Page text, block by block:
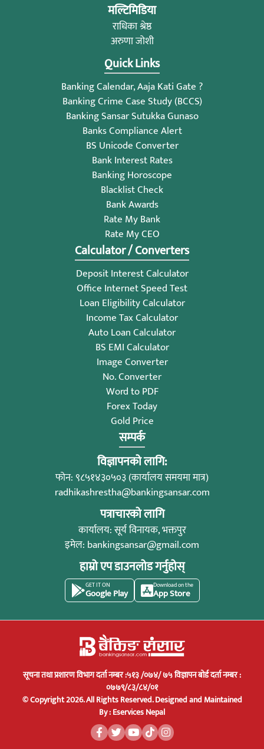
मल्टिमिडिया
राधिका श्रेष्ठ
अरुणा जोशी
Quick Links
Banking Calendar, Aaja Kati Gate ?
Banking Crime Case Study (BCCS)
Banking Sansar Sutukka Gunaso
Banks Compliance Alert
BS Unicode Converter
Bank Interest Rates
Banking Horoscope
Blacklist Check
Bank Awards
Rate My Bank
Rate My CEO
Calculator / Converters
Deposit Interest Calculator
Office Internet Speed Test
Loan Eligibility Calculator
Income Tax Calculator
Auto Loan Calculator
BS EMI Calculator
Image Converter
No. Converter
Word to PDF
Forex Today
Gold Price
सम्पर्क
विज्ञापनको लागि:
फोन: ९८५१४३०५०३ (कार्यालय समयमा मात्र)
radhikashrestha@bankingsansar.com
पत्राचारको लागि
कार्यालय: सूर्य विनायक, भक्तपुर
इमेल: bankingsansar@gmail.com
हाम्रो एप डाउनलोड गर्नुहोस्
GET IT ON
Google Play
Download on the
App Store
सूचना तथा प्रशारण विभाग दर्ता नम्बर :५१३ /०७४/ ७५ विज्ञापन बोर्ड दर्ता नम्बर :
०७७९/८३/८४/०१
© Copyright 2026. All Rights Reserved.Designed and Maintained
By :Eservices Nepal